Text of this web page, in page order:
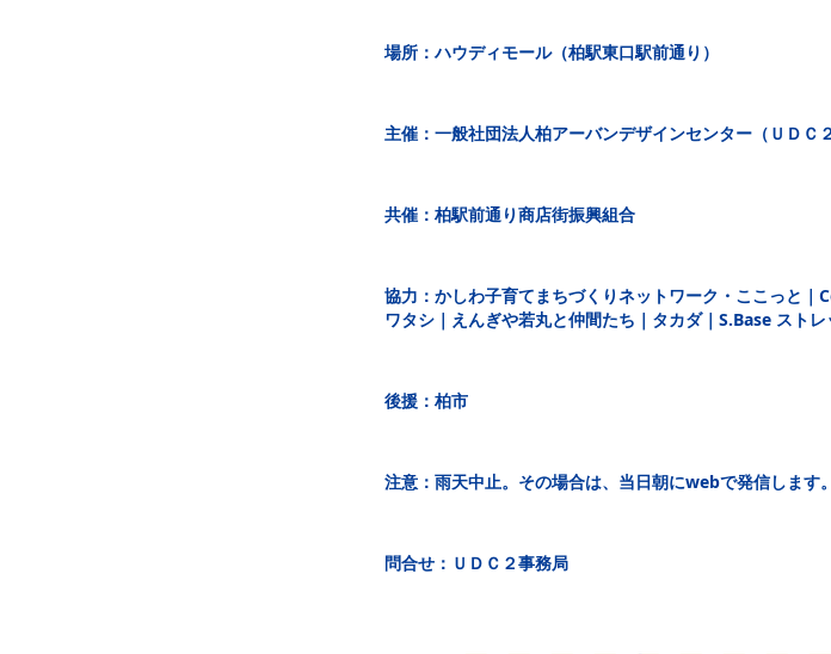
場所：ハウディモール（柏駅東口駅前通り）
主催：一般社団法人柏アーバンデザインセンター（ＵＤＣ２
共催：柏駅前通り商店街振興組合
協力：かしわ子育てまちづくりネットワーク・ここっと
ワタシ｜えんぎや若丸と仲間たち｜タカダ｜S.Base スト
後援：柏市
注意：雨天中止。その場合は、当日朝にwebで発信します。
問合せ：ＵＤＣ２事務局